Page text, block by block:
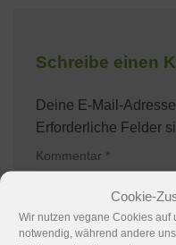
Cookie-
Wir nutzen vegane Cookies auf
notwendig, während andere
Schreibe einen
Deine E-Mail-
Erforderliche Felder
Kommentar *